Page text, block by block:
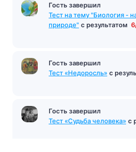
Гость завершил
Тест на тему "Биология -
природе" с результатом
Гость завершил
Тест «Недоросль» с
Гость завершил
Тест «Судьба человека» с